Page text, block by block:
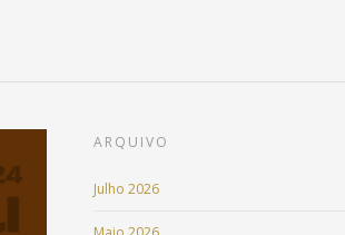
ARQUIVO
Julho 2026